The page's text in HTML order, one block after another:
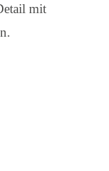
mit